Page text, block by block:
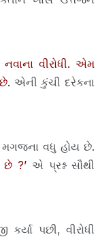
વીરોધી. એમ
એની કુંચી દરેકના
મગજના વધુ હોય છે.
?’એ પ્રશ્ન સૌથી
પછી, વીરોધી